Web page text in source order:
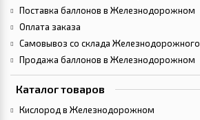
Поставка баллонов в Железнодорожном
Оплата заказа
Самовывоз со склада Железнодорожного
Продажа баллонов в Железнодорожном
Каталог товаров
Кислород в Железнодорожном